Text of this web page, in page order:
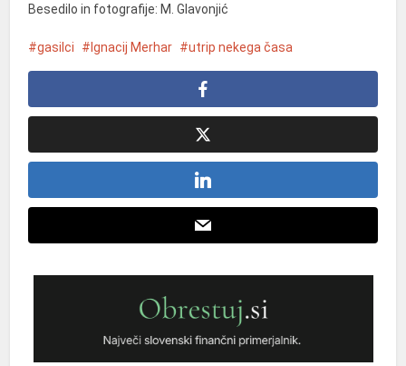
Besedilo in fotografije: M. Glavonjić
gasilci Ignacij Merhar utrip nekega časa